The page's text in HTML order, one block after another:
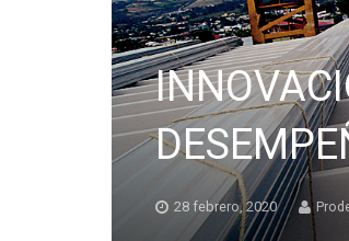
28 febrero, 2020